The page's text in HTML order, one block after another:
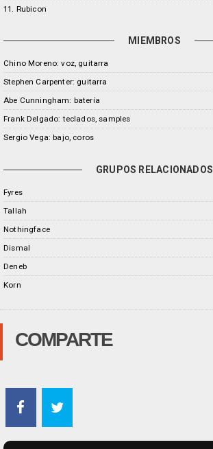
11. Rubicon
MIEMBROS
Chino Moreno: voz, guitarra
Stephen Carpenter: guitarra
Abe Cunningham: batería
Frank Delgado: teclados, samples
Sergio Vega: bajo, coros
GRUPOS RELACIONADOS
Fyres
Tallah
Nothingface
Dismal
Deneb
Korn
COMPARTE